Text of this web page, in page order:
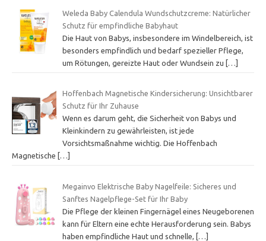
Weleda Baby Calendula Wundschutzcreme: Natürlicher
Schutz für empfindliche Babyhaut
Die Haut von Babys, insbesondere im Windelbereich, ist
besonders empfindlich und bedarf spezieller Pflege,
um Rötungen, gereizte Haut oder Wundsein zu
[…]
Hoffenbach Magnetische Kindersicherung: Unsichtbarer
Schutz für Ihr Zuhause
Wenn es darum geht, die Sicherheit von Babys und
Kleinkindern zu gewährleisten, ist jede
Vorsichtsmaßnahme wichtig. Die Hoffenbach
Magnetische
[…]
Megainvo Elektrische Baby Nagelfeile: Sicheres und
Sanftes Nagelpflege-Set für Ihr Baby
Die Pflege der kleinen Fingernägel eines Neugeborenen
kann für Eltern eine echte Herausforderung sein. Babys
haben empfindliche Haut und schnelle,
[…]